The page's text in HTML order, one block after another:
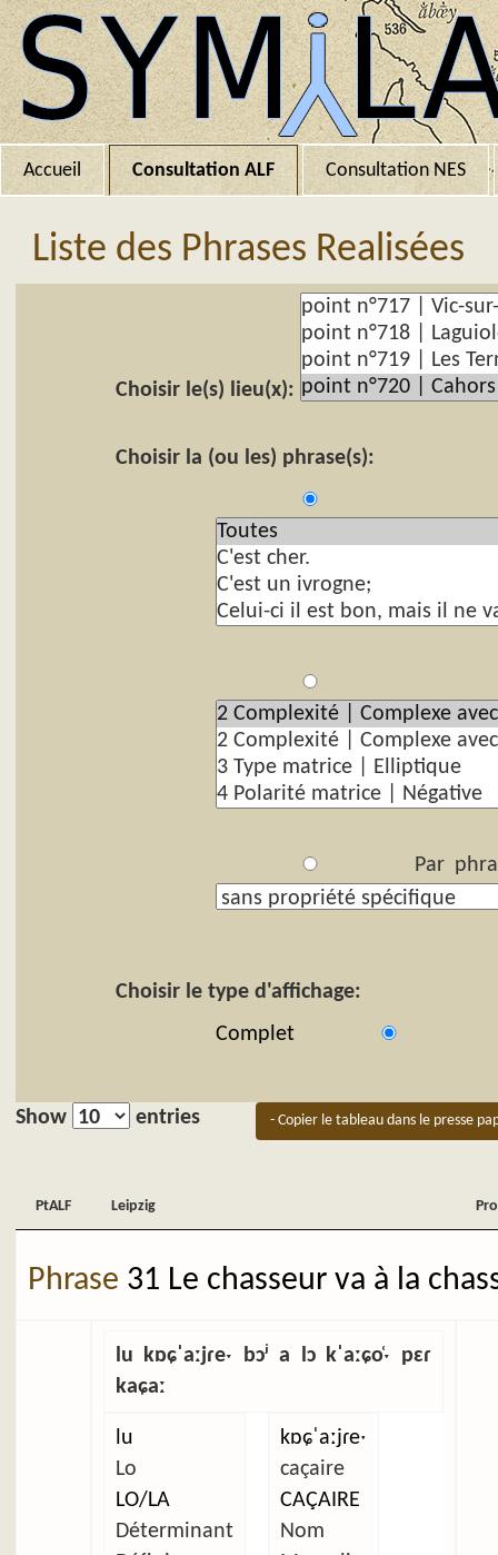
Accueil Consultation ALF Consultation NES
Liste des Phrases Realisées
Choisir le(s) lieu(x):
Choisir la (ou les) phrase(s):
Par
Choisir le type d'affichage:
Complet
Show entries - Copier le tableau dans le presse
PtALF Leipzig
Phrase 31 Le chasseur va à la
lu kɒɕˈaːjɾeˑ bɔʲ a lɔ kˈaːɕo̜ˑ pɛɾ
kaɕaː
lu
Lo
LO/LA
Déterminant
kɒɕˈaːjɾeˑ
caçaire
CAÇAIRE
Nom